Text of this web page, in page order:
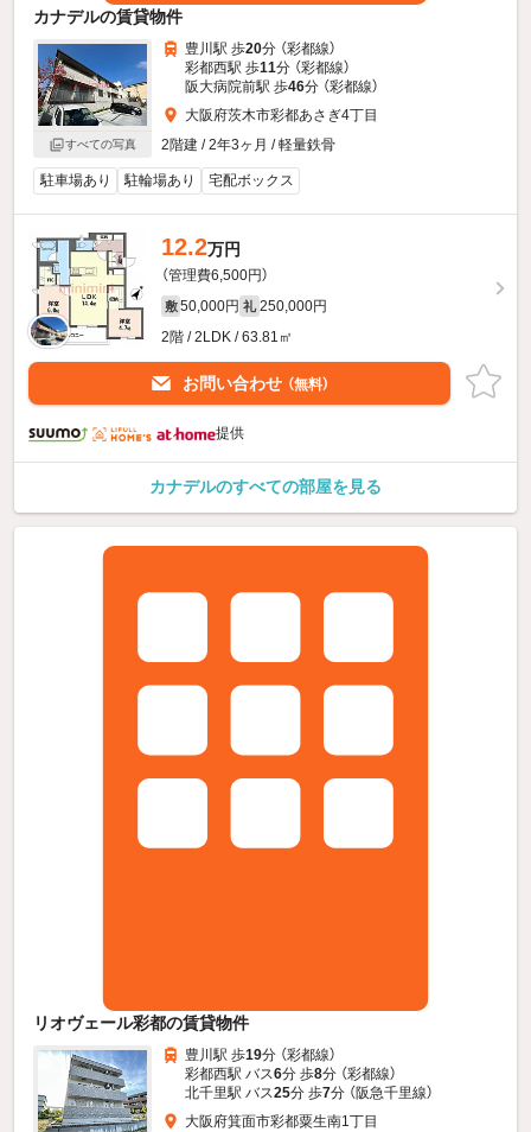
カナデルの賃貸物件
すべての写真
豊川駅 歩20分 （彩都線）
彩都西駅 歩11分 （彩都線）
阪大病院前駅 歩46分 （彩都線）
大阪府茨木市彩都あさぎ4丁目
2階建 / 2年3ヶ月 / 軽量鉄骨
駐車場あり 駐輪場あり 宅配ボックス
12.2万円
（管理費6,500円）
敷 50,000円 礼 250,000円
2階 / 2LDK / 63.81㎡
お問い合わせ （無料）
提供
カナデルのすべての部屋を見る
リオヴェール彩都の賃貸物件
豊川駅 歩19分 （彩都線）
彩都西駅 バス6分 歩8分 （彩都線）
北千里駅 バス25分 歩7分 （阪急千里線）
大阪府箕面市彩都粟生南1丁目